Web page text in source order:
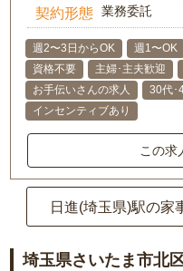
契約形態 業務委託
週2〜3日からOK 週1〜OK
資格不要
主婦･主夫歓迎
お手伝いさんの求人
30代･
インセンティブあり
この求
日進(埼玉県)駅の家
埼玉県さいたま市北